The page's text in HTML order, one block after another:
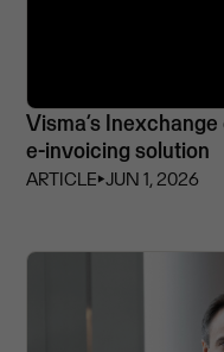
Visma’s
e-invoicing solution
ARTICLE⏵JUN 1, 2026